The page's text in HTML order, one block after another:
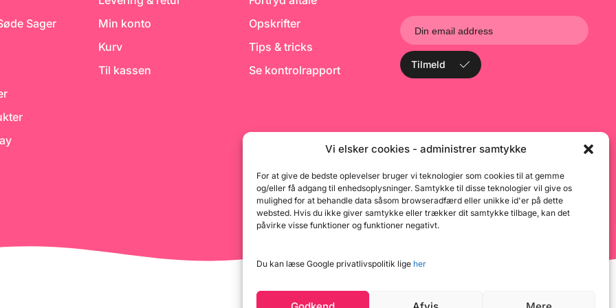
Vi elsker cookies - administrer samtykke
For at give de bedste oplevelser bruger vi teknologier som cookies til at gemme
og/eller få adgang til enhedsoplysninger. Samtykke til disse teknologier vil give os
mulighed for at behandle data såsom browseradfærd eller unikke id'er på dette
websted. Hvis du ikke giver samtykke eller trækker dit samtykke tilbage, kan det
påvirke visse funktioner og funktioner negativt.
Du kan læse Google privatlivspolitik lige her
Sager
Min konto
Kurv
Til kassen
Opskrifter
Tips & tricks
Se kontrolrapport
Tilmeld